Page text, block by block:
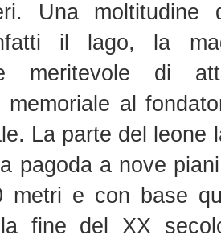
Una moltitudine
il lago, la
meritevole di
memoriale al
La parte del leone
pagoda a nove
metri e con base
fine del XX